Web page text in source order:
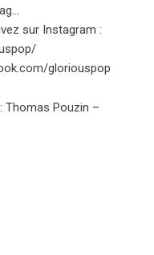
sur Instagram :
gloriouspop
Thomas Pouzin –